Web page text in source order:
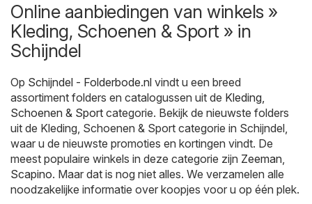
Online aanbiedingen van winkels »
Kleding, Schoenen & Sport » in
Schijndel
Op Schijndel - Folderbode.nl vindt u een breed
assortiment folders en catalogussen uit de Kleding,
Schoenen & Sport categorie. Bekijk de nieuwste folders
uit de Kleding, Schoenen & Sport categorie in Schijndel,
waar u de nieuwste promoties en kortingen vindt. De
meest populaire winkels in deze categorie zijn Zeeman,
Scapino. Maar dat is nog niet alles. We verzamelen alle
noodzakelijke informatie over koopjes voor u op één plek.